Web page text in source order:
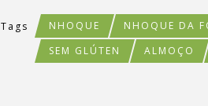
Tags NHOQUE NHOQUE DA
SEM GLÚTEN
ALMOÇO